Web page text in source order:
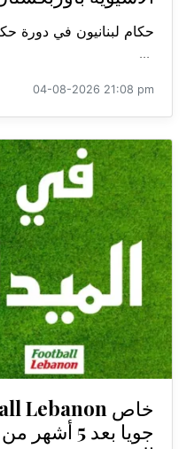
حكام لبنانيون في دورة
...
04-08-2026 21:08 pm
جويا بعد